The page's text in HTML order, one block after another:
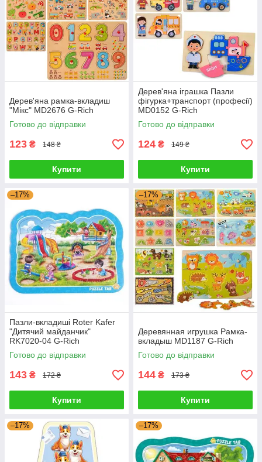
Дерев'яна рамка-вкладиш
"Мікс" MD2676 G-Rich
Готово до відправки
123 ₴ 148 ₴
Купити
Дерев'яна іграшка Пазли
фігурка+транспорт (професії)
MD0152 G-Rich
Готово до відправки
124 ₴ 149 ₴
Купити
–17%
Пазли-вкладиші Roter Kafer
"Дитячий майданчик"
RK7020-04 G-Rich
Готово до відправки
143 ₴ 172 ₴
Купити
–17%
Деревянная игрушка Рамка-
вкладыш MD1187 G-Rich
Готово до відправки
144 ₴ 173 ₴
Купити
–17% –17%